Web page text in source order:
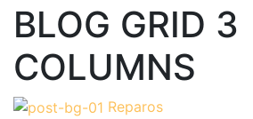
BLOG GRID 3
COLUMNS
Reparos